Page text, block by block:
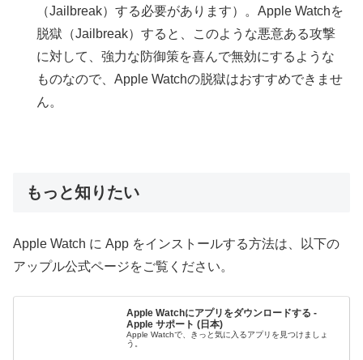
（Jailbreak）する必要があります）。Apple Watchを
脱獄（Jailbreak）すると、このような悪意ある攻撃
に対して、強力な防御策を喜んで無効にするような
ものなので、Apple Watchの脱獄はおすすめできませ
ん。
もっと知りたい
Apple Watch に App をインストールする方法は、以下の
アップル公式ページをご覧ください。
Apple Watchにアプリをダウンロードする -
Apple サポート (日本)
Apple Watchで、きっと気に入るアプリを見つけましょ
う。